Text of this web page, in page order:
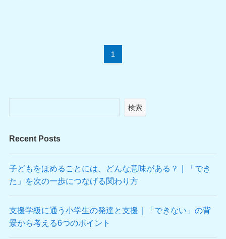
1
検索
Recent Posts
子どもをほめることには、どんな意味がある？｜「でき
た」を次の一歩につなげる関わり方
支援学級に通う小学生の発達と支援｜「できない」の背
景から考える6つのポイント